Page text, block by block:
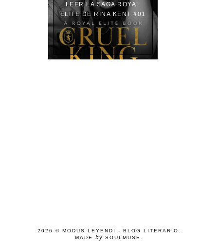
LEER LA SAGA ROYAL
ELITE DE RINA KENT #01
2026 © MODUS LEYENDI - BLOG LITERARIO
MADE by SOULMUSE